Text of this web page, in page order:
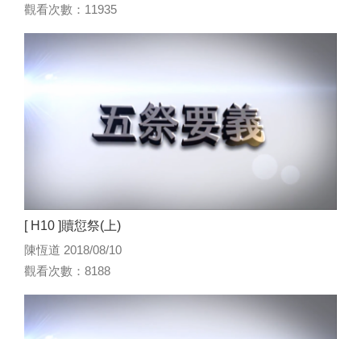
觀看次數：11935
[ H10 ]贖愆祭(上)
陳恆道 2018/08/10
觀看次數：8188